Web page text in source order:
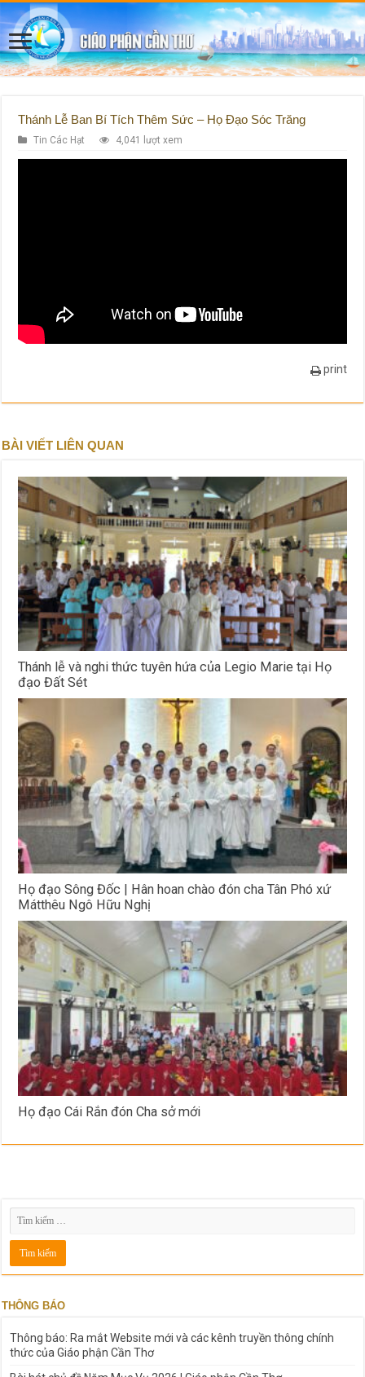
Thánh Lễ Ban Bí Tích Thêm Sức – Họ Đạo Sóc Trăng
Tin Các Hạt 4,041 lượt xem
print
BÀI VIẾT LIÊN QUAN
Thánh lễ và nghi thức tuyên hứa của Legio Marie tại Họ
đạo Đất Sét
Họ đạo Sông Đốc | Hân hoan chào đón cha Tân Phó xứ
Mátthêu Ngô Hữu Nghị
Họ đạo Cái Rắn đón Cha sở mới
THÔNG BÁO
Thông báo: Ra mắt Website mới và các kênh truyền thông chính
thức của Giáo phận Cần Thơ